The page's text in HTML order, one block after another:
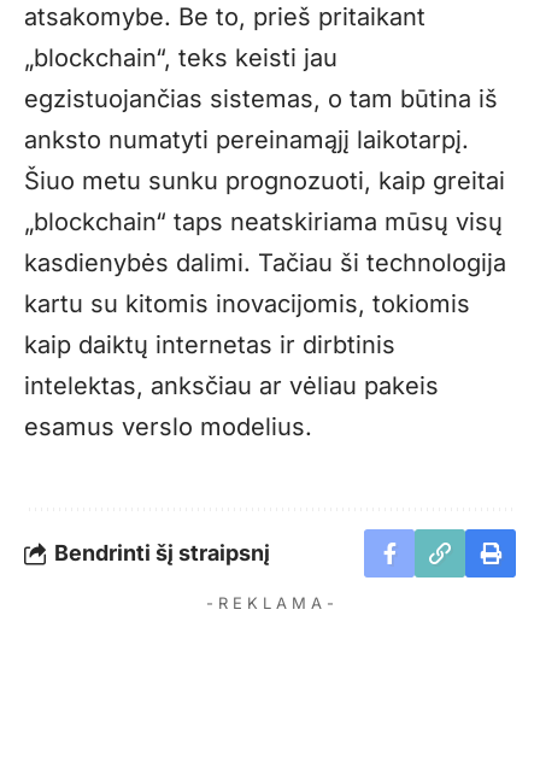
atsakomybe. Be to, prieš pritaikant
„blockchain“, teks keisti jau
egzistuojančias sistemas, o tam būtina iš
anksto numatyti pereinamąjį laikotarpį.
Šiuo metu sunku prognozuoti, kaip greitai
„blockchain“ taps neatskiriama mūsų visų
kasdienybės dalimi. Tačiau ši technologija
kartu su kitomis inovacijomis, tokiomis
kaip daiktų internetas ir dirbtinis
intelektas, anksčiau ar vėliau pakeis
esamus verslo modelius.
Bendrinti šį straipsnį
- R E K L A M A -